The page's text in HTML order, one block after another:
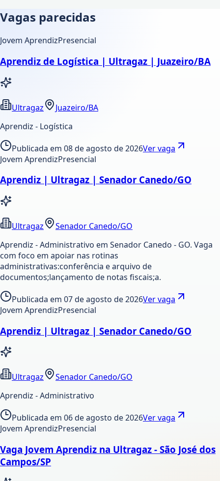
Vagas parecidas
Jovem AprendizPresencial
Aprendiz de Logística | Ultragaz | Juazeiro/BA
Ultragaz
Juazeiro/BA
Aprendiz - Logística
Publicada em 08 de agosto de 2026Ver vaga
Jovem AprendizPresencial
Aprendiz | Ultragaz | Senador Canedo/GO
Ultragaz
Senador Canedo/GO
Aprendiz - Administrativo em Senador Canedo - GO. Vaga
com foco em apoiar nas rotinas
administrativas:conferência e arquivo de
documentos;lançamento de notas fiscais;a.
Publicada em 07 de agosto de 2026Ver vaga
Jovem AprendizPresencial
Aprendiz | Ultragaz | Senador Canedo/GO
Ultragaz
Senador Canedo/GO
Aprendiz - Administrativo
Publicada em 06 de agosto de 2026Ver vaga
Jovem AprendizPresencial
Vaga Jovem Aprendiz na Ultragaz - São José dos
Campos/SP